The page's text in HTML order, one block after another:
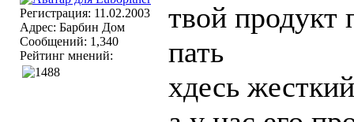
Регистрация: 11.02.2003
Адрес: Барбин Дом
Сообщений: 1,340
Рейтинг мнений:
твой продукт
пать
хдесь